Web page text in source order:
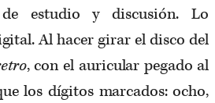
estudio y discusión. Lo
Al hacer girar el disco del
, con el auricular pegado al
los dígitos marcados: ocho,